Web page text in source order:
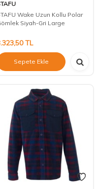
Wake Uzun Kollu Polar
Siyah-Gri Large
TL
Sepete Ekle